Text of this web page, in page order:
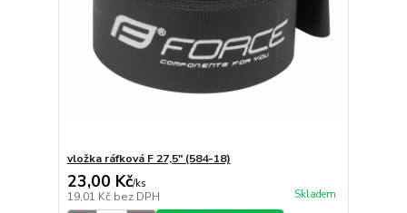
vložka ráfková F 27,5" (584-18)
23,00 Kč/ks
19,01 Kč bez DPH Skladem